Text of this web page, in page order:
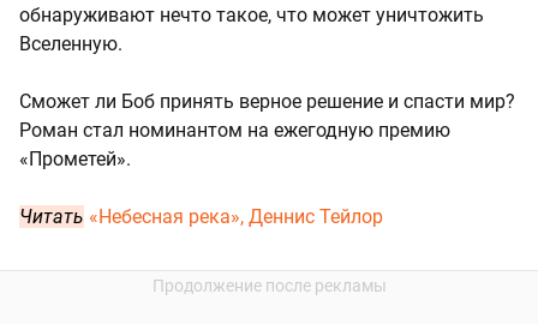
обнаруживают нечто такое, что может уничтожить
Вселенную.
Сможет ли Боб принять верное решение и спасти мир?
Роман стал номинантом на ежегодную премию
«Прометей».
Читать «Небесная река», Деннис Тейлор